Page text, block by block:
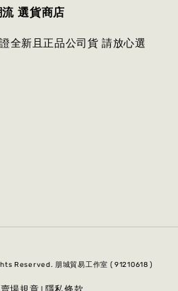
選貨商店
全新且正品公司貨 請放心選
Reserved. 朋城貿易工作室 ( 91210618 )